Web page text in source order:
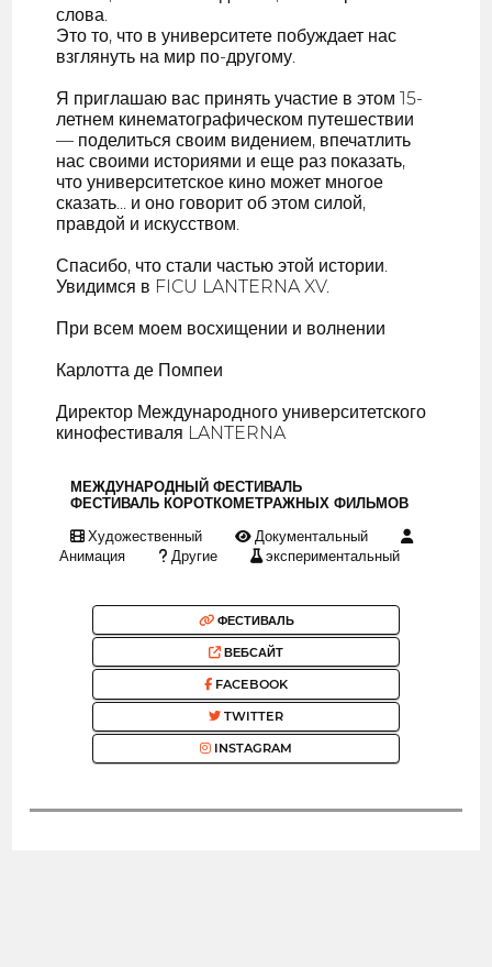
слова.
Это то, что в университете побуждает нас
взглянуть на мир по-другому.
Я приглашаю вас принять участие в этом 15-
летнем кинематографическом путешествии
— поделиться своим видением, впечатлить
нас своими историями и еще раз показать,
что университетское кино может многое
сказать... и оно говорит об этом силой,
правдой и искусством.
Спасибо, что стали частью этой истории.
Увидимся в FICU LANTERNA XV.
При всем моем восхищении и волнении
Карлотта де Помпеи
Директор Международного университетского
кинофестиваля LANTERNA
МЕЖДУНАРОДНЫЙ ФЕСТИВАЛЬ
ФЕСТИВАЛЬ КОРОТКОМЕТРАЖНЫХ ФИЛЬМОВ
Художественный
Документальный
Анимация
Другие экспериментальный
ФЕСТИВАЛЬ
ВЕБСАЙТ
FACEBOOK
TWITTER
INSTAGRAM